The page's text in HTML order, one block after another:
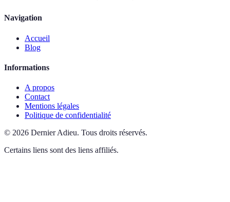
Navigation
Accueil
Blog
Informations
A propos
Contact
Mentions légales
Politique de confidentialité
© 2026 Dernier Adieu. Tous droits réservés.
Certains liens sont des liens affiliés.